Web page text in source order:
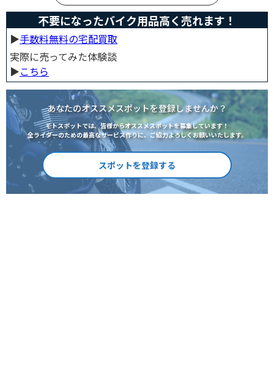
不要になったバイク用品高く売れます！
▶︎手数料無料の宅配買取
実際に売ってみた体験談
▶︎こちら
あなたのオススメスポットを登録しませんか？
モトスポットでは、皆様からオススメスポットを募集しています！
全ライダーのための最高なサービス作りに、ご協力よろしくお願いいたします。
スポットを登録する